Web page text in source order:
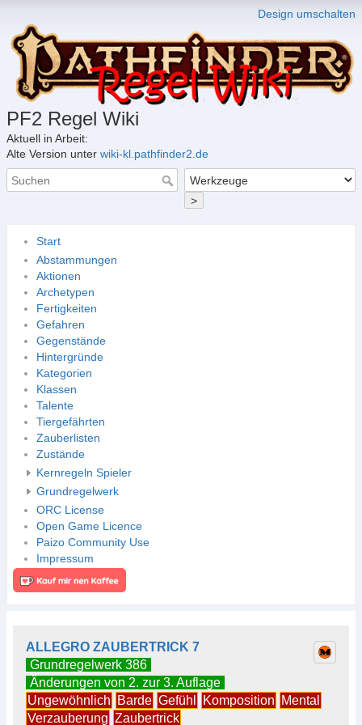
Design umschalten
PF2 Regel Wiki
Aktuell in Arbeit:
Alte Version unter wiki-kl.pathfinder2.de
>
Start
Abstammungen
Aktionen
Archetypen
Fertigkeiten
Gefahren
Gegenstände
Hintergründe
Kategorien
Klassen
Talente
Tiergefährten
Zauberlisten
Zustände
Kernregeln Spieler
Grundregelwerk
ORC License
Open Game Licence
Paizo Community Use
Impressum
ALLEGRO ZAUBERTRICK 7
Grundregelwerk 386
Änderungen von 2. zur 3. Auflage
Ungewöhnlich
Barde Gefühl Komposition
Mental
Verzauberung Zaubertrick